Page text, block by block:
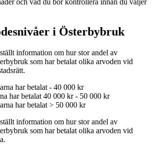
och vad du bör kontrollera innan du väljer
i Österbybruk
information om hur stor andel av
som har betalat olika arvoden vid
.
har betalat - 40 000 kr
har betalat 40 000 kr- 50 000 kr
har betalat > 50 000 kr
information om hur stor andel av
som har betalat olika arvoden vid
.